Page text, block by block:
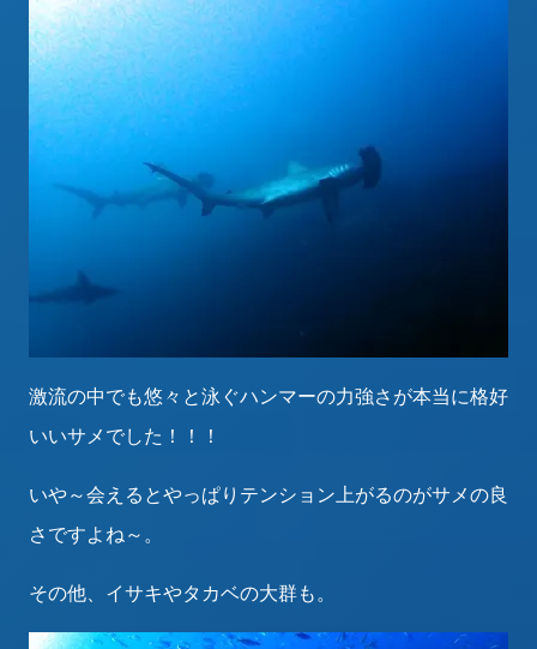
激流の中でも悠々と泳ぐハンマーの力強さが本当に格好
いいサメでした！！！
いや～会えるとやっぱりテンション上がるのがサメの良
さですよね～。
その他、イサキやタカベの大群も。